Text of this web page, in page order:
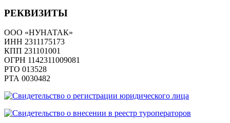
РЕКВИЗИТЫ
ООО «НУНАТАК»
ИНН 2311175173
КПП 231101001
ОГРН 1142311009081
PTO 013528
РТА 0030482